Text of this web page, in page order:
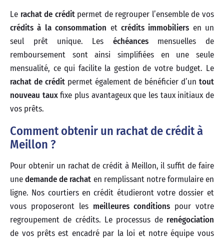
Le rachat de créditpermet de regrouper l’ensemble de vos
crédits à la consommation et crédits immobiliers en un
seul prêt unique. Les échéancesmensuelles de
remboursement sont ainsi simplifiées en une seule
mensualité, ce qui facilite la gestion de votre budget. Le
rachat de crédit permet également de bénéficier d’un tout
nouveau tauxfixe plus avantageux que les taux initiaux de
vos prêts.
Comment obtenir un rachat de crédit à
Meillon ?
Pour obtenir un rachat de crédit à Meillon, il suffit de faire
unedemande de rachat en remplissant notre formulaire en
ligne. Nos courtiers en crédit étudieront votre dossier et
vous proposeront les meilleures conditions pour votre
regroupement de crédits. Le processus de renégociation
de vos prêts est encadré par la loi et notre équipe vous